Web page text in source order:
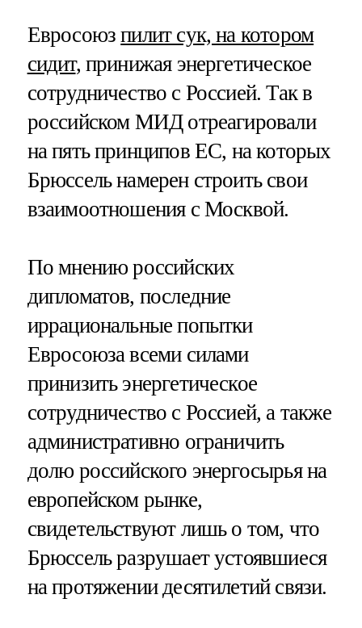
Евросоюзпилит сук, на котором
сидит, принижая энергетическое
сотрудничество с Россией. Так в
российском МИД отреагировали
на пять принципов ЕС, на которых
Брюссель намерен строить свои
взаимоотношения с Москвой.
По мнению российских
дипломатов, последние
иррациональные попытки
Евросоюза всеми силами
принизить энергетическое
сотрудничество с Россией, а также
административно ограничить
долю российского энергосырья на
европейском рынке,
свидетельствуют лишь о том, что
Брюссель разрушает устоявшиеся
на протяжении десятилетий связи.